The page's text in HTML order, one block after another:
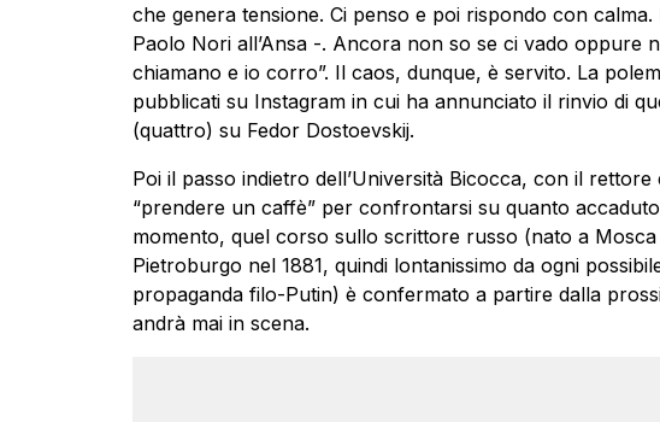
che genera tensione. Ci penso e poi rispondo con
Paolo Nori all’Ansa -. Ancora non so se ci vado oppure
chiamano e io corro”. Il caos, dunque, è servito. La
pubblicati su Instagram in cui ha annunciato il rinvio di
(quattro) su Fedor Dostoevskij.
Poi il passo indietro dell’Università Bicocca, con il
“prendere un caffè” per confrontarsi su quanto
momento, quel corso sullo scrittore russo (nato a Mosca
Pietroburgo nel 1881, quindi lontanissimo da ogni
propaganda filo-Putin) è confermato a partire dalla
andrà mai in scena.